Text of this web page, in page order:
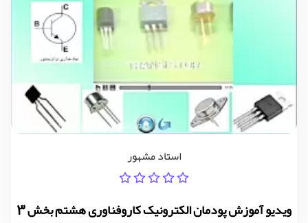
استاد مشهور
ویدیو آموزش پودمان الکترونیک کاروفناوری هشتم بخش 3